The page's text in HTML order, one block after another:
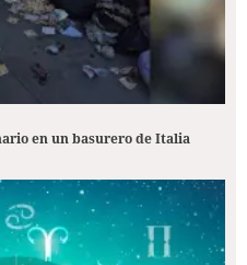
en un basurero de Italia